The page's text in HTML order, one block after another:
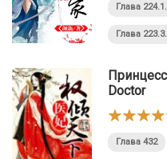
Глава
Глава
Принцесса-
Doctor
Глава 432